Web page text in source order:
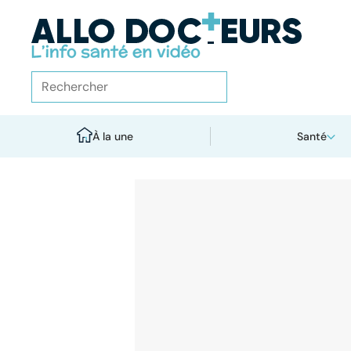
À la une Santé